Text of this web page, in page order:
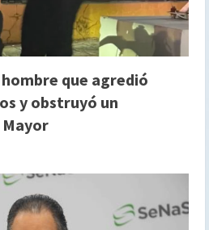
que agredió
y obstruyó un